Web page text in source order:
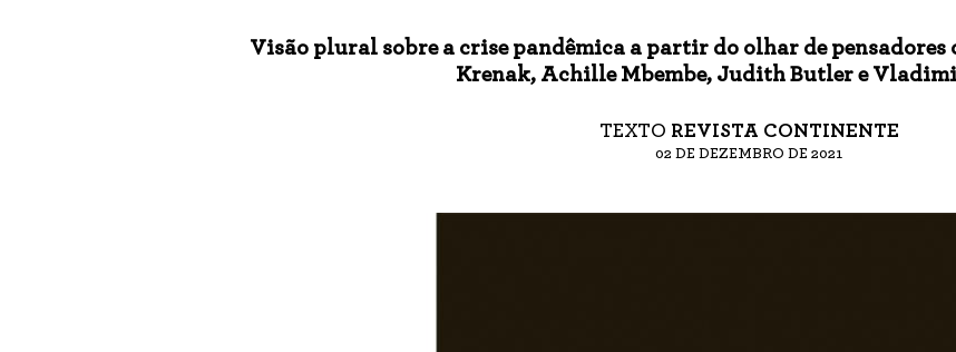
Visão plural sobre a crise pandêmica a partir do olhar de
Krenak, Achille Mbembe, Judith Butler e
TEXTO REVISTA CONTINENTE
02 DE DEZEMBRO DE 2021